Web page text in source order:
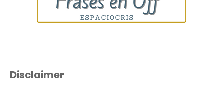
Disclaimer